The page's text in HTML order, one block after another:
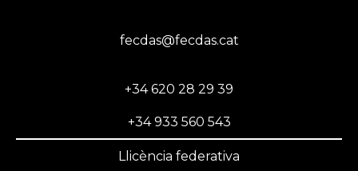
fecdas@fecdas.cat
+34 620 28 29 39
+34 933 560 543
Llicència federativa